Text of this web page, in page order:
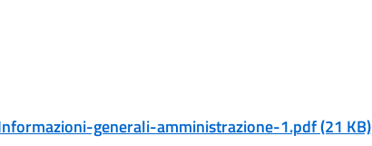
generali-amministrazione-1.pdf (21 KB)